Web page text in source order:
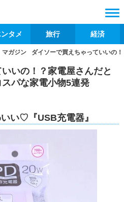
タメ 旅行 経済
マガジン ダイソーで買えちゃっていいの
いの！？家電屋さんだと
パな家電小物5連発
い♡『USB充電器』